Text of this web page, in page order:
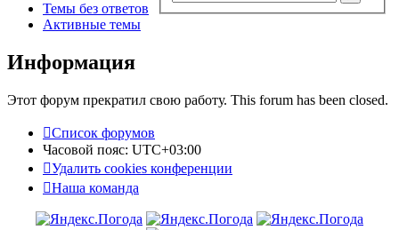
Темы без ответов
Активные темы
Информация
Этот форум прекратил свою работу. This forum has been closed.
Список форумов
Часовой пояс: UTC+03:00
Удалить cookies конференции
Наша команда